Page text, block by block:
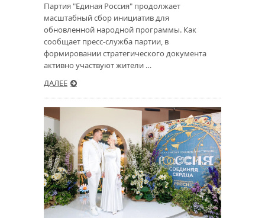
Партия "Единая Россия" продолжает
масштабный сбор инициатив для
обновленной народной программы. Как
сообщает пресс-служба партии, в
формировании стратегического документа
активно участвуют жители …
ДАЛЕЕ